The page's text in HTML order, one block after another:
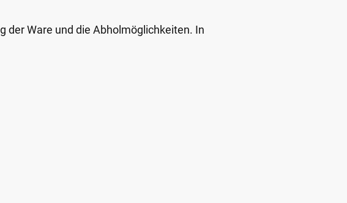
der Ware und die Abholmöglichkeiten. In